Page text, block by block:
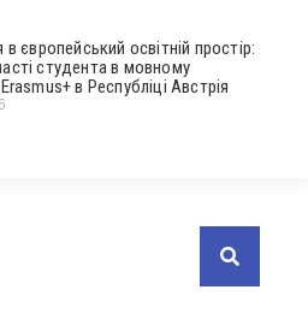
в європейський освітній простір:
студента в мовному
Erasmus+ в Республіці Австрія